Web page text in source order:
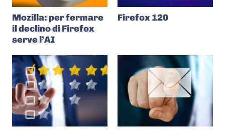
Mozilla: per fermare
il declino di Firefox
serve l’AI
Firefox 120